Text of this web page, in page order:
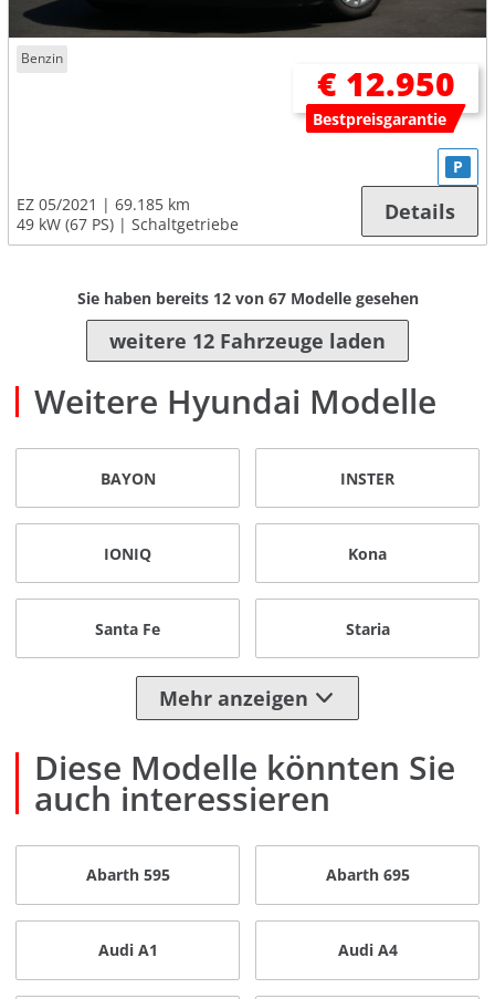
Benzin
€ 12.950
Bestpreisgarantie
EZ 05/2021
69.185 km
49 kW (67 PS)
Schaltgetriebe
P
Details
Sie haben bereits 12von 67Modelle gesehen
weitere 12 Fahrzeuge laden
Weitere Hyundai Modelle
BAYON INSTER
IONIQ Kona
Santa Fe Staria
Mehr anzeigen
Diese Modelle könnten Sie
auch interessieren
Abarth 595 Abarth 695
Audi A1 Audi A4